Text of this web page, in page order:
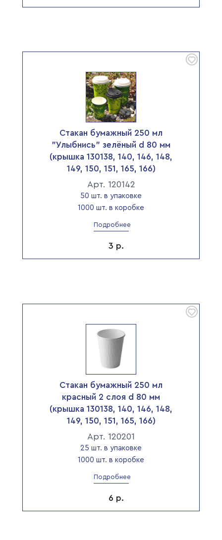
Стакан бумажный 250 мл
"Улыбнись" зелёный d 80 мм
(крышка 130138, 140, 146, 148,
149, 150, 151, 165, 166)
Арт. 120142
50 шт. в упаковке
1000 шт. в коробке
Подробнее
3 р.
Стакан бумажный 250 мл
красный 2 слоя d 80 мм
(крышка 130138, 140, 146, 148,
149, 150, 151, 165, 166)
Арт. 120201
25 шт. в упаковке
1000 шт. в коробке
Подробнее
6 р.